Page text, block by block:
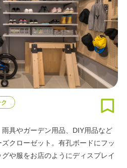
具やガーデン用品、DIY用品など
クローゼット。有孔ボードにフッ
や服をお店のようにディスプレイ